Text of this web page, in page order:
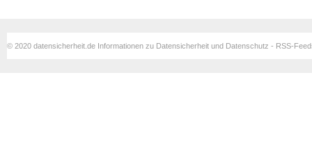
© 2020 datensicherheit.de Informationen zu Datensicherheit und Datenschutz - RSS-